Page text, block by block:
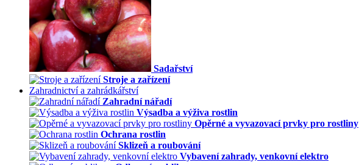
Sadařství
Stroje a zařízení
Zahradnictví a zahrádkářství
Zahradní nářadí
Výsadba a výživa rostlin
Opěrné a vyvazovací prvky pro rostliny
Ochrana rostlin
Sklizeň a roubování
Vybavení zahrady, venkovní elektro